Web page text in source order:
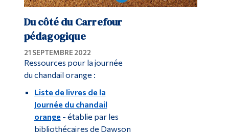
Du côté du Carrefour
pédagogique
21 SEPTEMBRE 2022
Ressources pour la journée
du chandail orange :
Liste de livres de la
Journée du chandail
orange- établie par les
bibliothécaires de Dawson